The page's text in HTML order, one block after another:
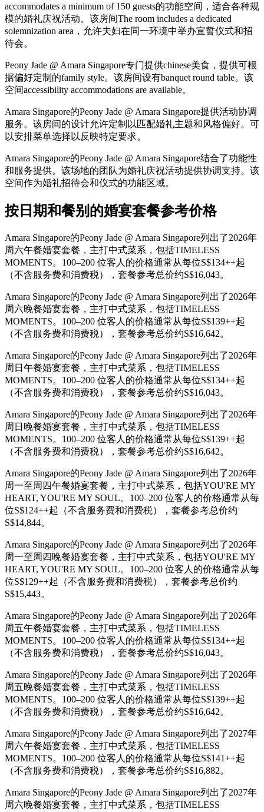
accommodates a minimum of 150 guests的功能空间，适合各种规
模的婚礼庆祝活动。该房间The room includes a dedicated
solemnization area，允许夫妇在同一环境中举办宣誓仪式和招
待会。
Peony Jade @ Amara Singapore专门提供chinese美食，提供可根
据偏好定制的family style。该房间设有banquet round table。该
空间accessibility accommodations are available。
Amara Singapore的Peony Jade @ Amara Singapore提供活动协调
服务。该房间的设计允许定制以匹配婚礼主题和风格偏好。可
以安排菜单选择以反映特定要求。
Amara Singapore的Peony Jade @ Amara Singapore结合了功能性
和服务提供。该场地的团队为婚礼庆祝活动提供协调支持。该
空间作为婚礼招待会和仪式的功能区域。
按日期和餐别的婚宴套餐参考价格
Amara Singapore的Peony Jade @ Amara Singapore列出了2026年
周六午餐婚宴套餐，主打中式菜系，包括TIMELESS
MOMENTS。100–200 位客人的价格通常从每位S$134++起
（不含服务费和消费税），套餐参考总价约S$16,043。
Amara Singapore的Peony Jade @ Amara Singapore列出了2026年
周六晚餐婚宴套餐，主打中式菜系，包括TIMELESS
MOMENTS。100–200 位客人的价格通常从每位S$139++起
（不含服务费和消费税），套餐参考总价约S$16,642。
Amara Singapore的Peony Jade @ Amara Singapore列出了2026年
周日午餐婚宴套餐，主打中式菜系，包括TIMELESS
MOMENTS。100–200 位客人的价格通常从每位S$134++起
（不含服务费和消费税），套餐参考总价约S$16,043。
Amara Singapore的Peony Jade @ Amara Singapore列出了2026年
周日晚餐婚宴套餐，主打中式菜系，包括TIMELESS
MOMENTS。100–200 位客人的价格通常从每位S$139++起
（不含服务费和消费税），套餐参考总价约S$16,642。
Amara Singapore的Peony Jade @ Amara Singapore列出了2026年
周一至周四午餐婚宴套餐，主打中式菜系，包括YOU'RE MY
HEART, YOU'RE MY SOUL。100–200 位客人的价格通常从每
位S$124++起（不含服务费和消费税），套餐参考总价约
S$14,844。
Amara Singapore的Peony Jade @ Amara Singapore列出了2026年
周一至周四晚餐婚宴套餐，主打中式菜系，包括YOU'RE MY
HEART, YOU'RE MY SOUL。100–200 位客人的价格通常从每
位S$129++起（不含服务费和消费税），套餐参考总价约
S$15,443。
Amara Singapore的Peony Jade @ Amara Singapore列出了2026年
周五午餐婚宴套餐，主打中式菜系，包括TIMELESS
MOMENTS。100–200 位客人的价格通常从每位S$134++起
（不含服务费和消费税），套餐参考总价约S$16,043。
Amara Singapore的Peony Jade @ Amara Singapore列出了2026年
周五晚餐婚宴套餐，主打中式菜系，包括TIMELESS
MOMENTS。100–200 位客人的价格通常从每位S$139++起
（不含服务费和消费税），套餐参考总价约S$16,642。
Amara Singapore的Peony Jade @ Amara Singapore列出了2027年
周六午餐婚宴套餐，主打中式菜系，包括TIMELESS
MOMENTS。100–200 位客人的价格通常从每位S$141++起
（不含服务费和消费税），套餐参考总价约S$16,882。
Amara Singapore的Peony Jade @ Amara Singapore列出了2027年
周六晚餐婚宴套餐，主打中式菜系，包括TIMELESS